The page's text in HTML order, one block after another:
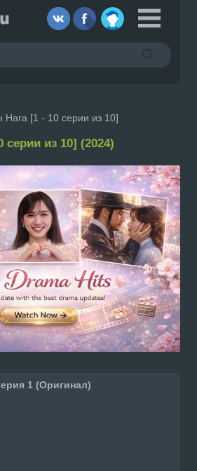
Нага [1 - 10 серии из 10]
серии из 10] (2024)
1 (Оригинал)